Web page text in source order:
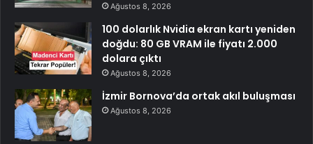
Ağustos 8, 2026
100 dolarlık Nvidia ekran kartı yeniden
doğdu: 80 GB VRAM ile fiyatı 2.000
dolara çıktı
Ağustos 8, 2026
İzmir Bornova’da ortak akıl buluşması
Ağustos 8, 2026